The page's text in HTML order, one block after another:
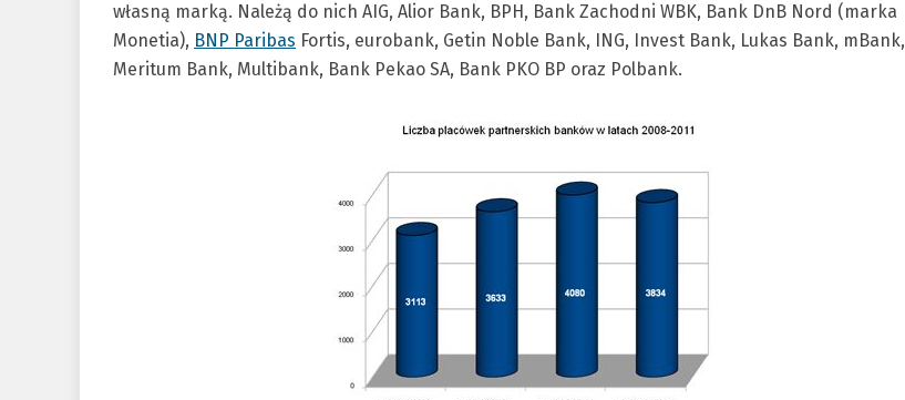
własną marką. Należą do nich AIG, Alior Bank, BPH, Bank Zachodni WBK, Bank DnB Nord (marka
Monetia), BNP Paribas Fortis, eurobank, Getin Noble Bank, ING, Invest Bank, Lukas Bank, mBank,
Meritum Bank, Multibank, Bank Pekao SA, Bank PKO BP oraz Polbank.